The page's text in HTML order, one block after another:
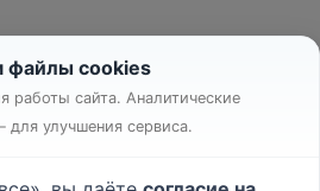
Реклама
файлы cookies
сайта. Аналитические
улучшения сервиса.